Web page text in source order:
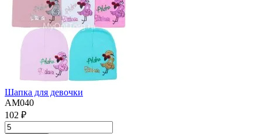
Шапка для девочки
АМ040
102 ₽